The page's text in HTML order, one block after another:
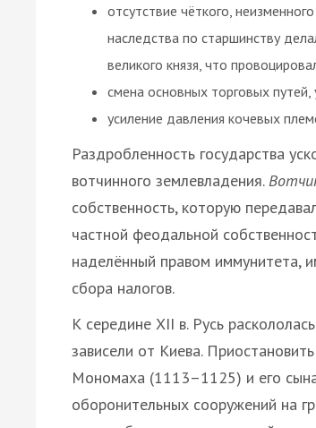
отсутствие чёткого,
наследства по старшинству
великого князя, что
смена основных торговых
усиление давления кочевых
Раздробленность государства
вотчинного землевладения.
собственность, которую
частной феодальной
наделённый правом иммунитета,
сбора налогов.
К середине XII в. Русь
зависели от Киева.
Мономаха (1113–1125) и его
оборонительных сооружений на